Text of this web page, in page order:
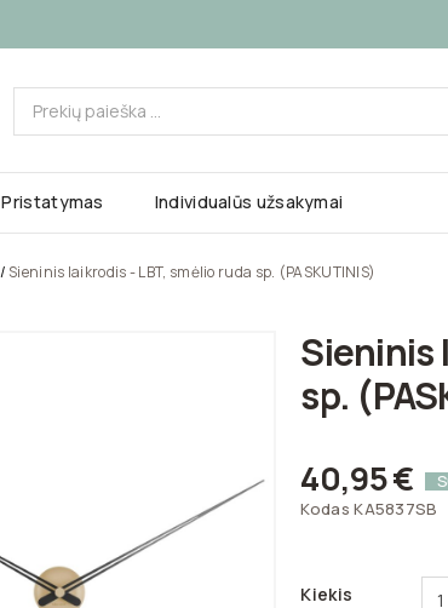
Pristatymas Individualūs užsakymai
Sieninis laikrodis - LBT, smėlio ruda sp. (PASKUTINIS)
Sieninis
sp.
40,95 €
Kodas KA5837SB
Kiekis